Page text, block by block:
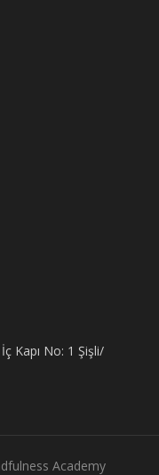
Kapı No: 1 Şişli/
Academy